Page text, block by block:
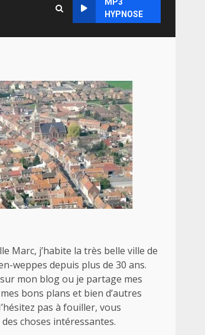
HYPNOSE
Marc, j’habite la très belle ville de
weppes depuis plus de 30 ans.
mon blog ou je partage mes
bons plans et bien d’autres
pas à fouiller, vous
choses intéressantes.